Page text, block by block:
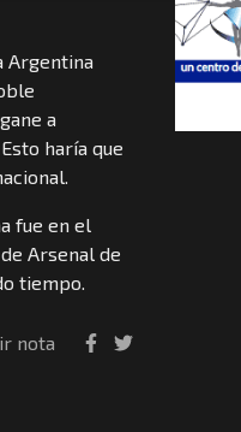
Argentina
a
haría que
fue en el
Arsenal de
tiempo.
nota